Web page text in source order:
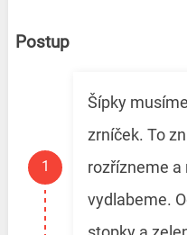
Postup
Šípky
zrníček. To
rozřízneme a
vydlabeme.